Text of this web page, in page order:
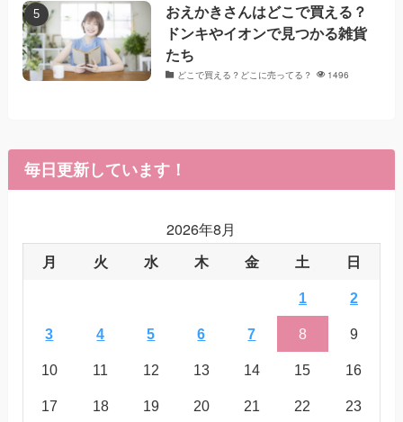
おえかきさんはどこで買える？
ドンキやイオンで見つかる雑貨
たち
どこで買える？どこに売ってる？ 1496
毎日更新しています！
2026年8月
月 火 水 木 金 土 日
1 2
3 4 5 6 7 8 9
10 11 12 13 14 15 16
17 18 19 20 21 22 23